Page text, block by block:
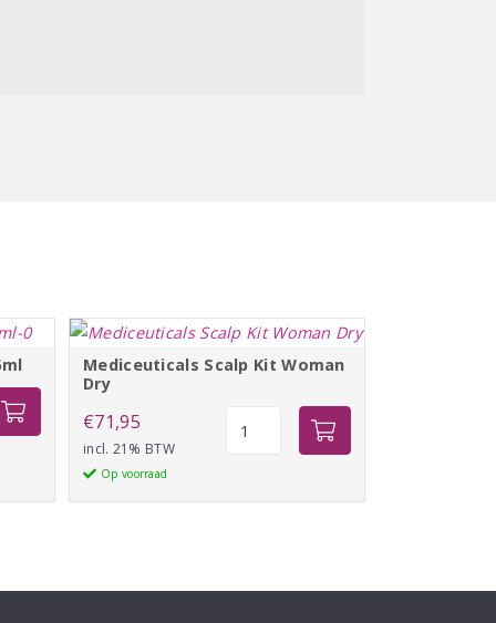
Mediceuticals Scalp Kit Woman
Dry
€71,95
incl. 21% BTW
Op voorraad
Mediceuticals
Woman